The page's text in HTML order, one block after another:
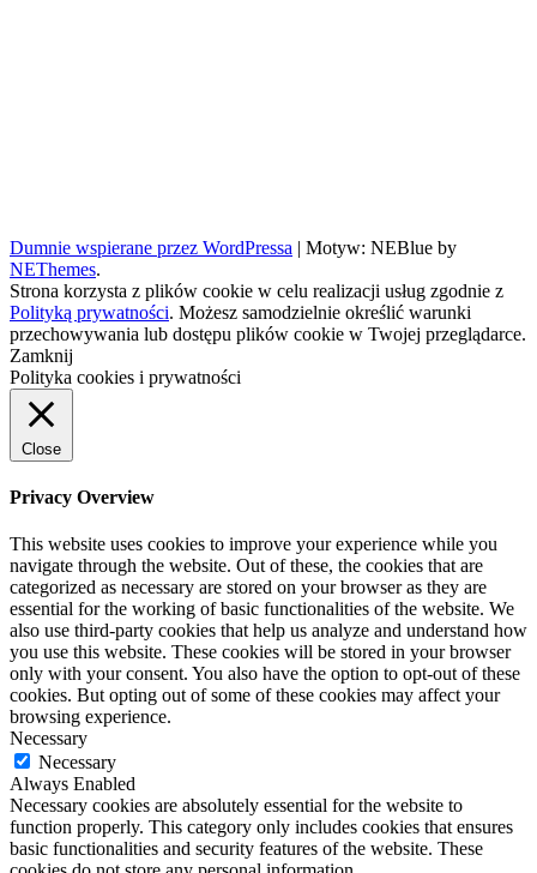
Dumnie wspierane przez WordPressa | Motyw: NEBlue by
NEThemes.
Strona korzysta z plików cookie w celu realizacji usług zgodnie z
Polityką prywatności. Możesz samodzielnie określić warunki
przechowywania lub dostępu plików cookie w Twojej przeglądarce.
Zamknij
Polityka cookies i prywatności
Close
Privacy Overview
This website uses cookies to improve your experience while you
navigate through the website. Out of these, the cookies that are
categorized as necessary are stored on your browser as they are
essential for the working of basic functionalities of the website. We
also use third-party cookies that help us analyze and understand how
you use this website. These cookies will be stored in your browser
only with your consent. You also have the option to opt-out of these
cookies. But opting out of some of these cookies may affect your
browsing experience.
Necessary
Necessary
Always Enabled
Necessary cookies are absolutely essential for the website to
function properly. This category only includes cookies that ensures
basic functionalities and security features of the website. These